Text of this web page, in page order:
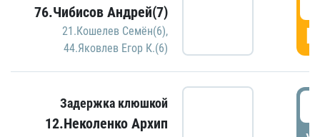
76.Чибисов Андрей(7)
21.Кошелев Семён(6),
44.Яковлев Егор К.(6)
Задержка клюшкой
12.Неколенко Архип